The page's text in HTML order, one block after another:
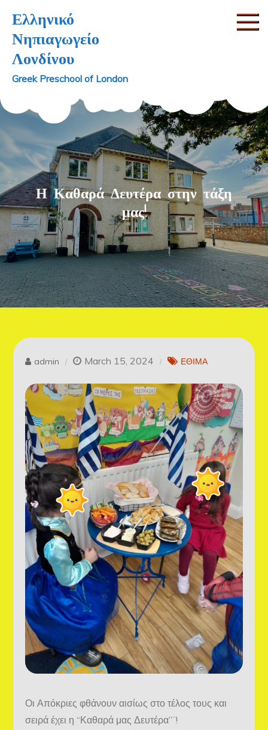
content
Ελληνικό
Νηπιαγωγείο
Λονδίνου
Greek Preschool of London
Η Καθαρά Δευτέρα στην τάξη
μας!
admin March 15, 2024 ΕΘΙΜΑ
Οι Απόκριες φθάνουν αισίως στο τέλος τους και
σειρά έχει η “Καθαρά μας Δευτέρα”¨!